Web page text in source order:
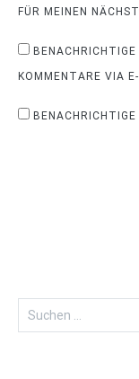
FÜR MEINEN
BENACHRICHTIGE
KOMMENTARE VIA E-
nach: